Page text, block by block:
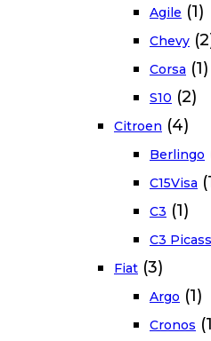
Agile (1)
Chevy
Corsa (1)
S10 (2)
Citroen (4)
Berlingo
C15Visa
C3 (1)
C3
Fiat (3)
Argo (1)
Cronos